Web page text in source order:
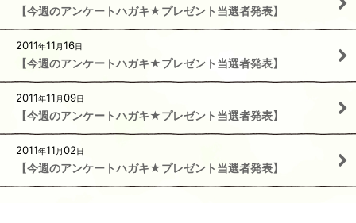
【今週のアンケートハガキ★プレゼント当選者発表】
2011年11 月16日
【今週のアンケートハガキ★プレゼント当選者発表】
2011年11 月09日
【今週のアンケートハガキ★プレゼント当選者発表】
2011年11 月02日
【今週のアンケートハガキ★プレゼント当選者発表】